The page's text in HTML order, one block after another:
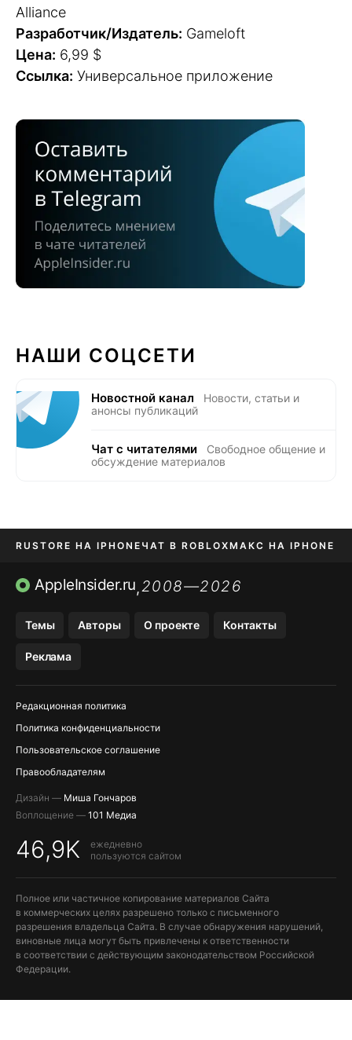
Alliance
Разработчик/Издатель: Gameloft
Цена: 6,99 $
Ссылка: Универсальное приложение
НАШИ СОЦСЕТИ
Новостной канал
Новости, статьи и
анонсы публикаций
Чат с читателями
Свободное общение и
обсуждение материалов
RUSTORE НА IPHONE ЧАТ В ROBLOXМАКС НА IPHONE
AVITO НА IPHONEВТБ ОНЛАЙН TIKTOK НА IPHONE
AppleInsider.ru,2008—2026
Темы Авторы О проекте Контакты
Реклама
Редакционная политика
Политика конфиденциальности
Пользовательское соглашение
Правообладателям
Дизайн — Миша Гончаров
Воплощение — 101 Медиа
46,9K
ежедневно
пользуются сайтом
Полное или частичное копирование материалов Сайта
в коммерческих целях разрешено только с письменного
разрешения владельца Сайта. В случае обнаружения нарушений,
виновные лица могут быть привлечены к ответственности
в соответствии с действующим законодательством Российской
Федерации.